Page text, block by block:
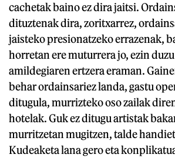
cachetak baino ez dira jaitsi.
dituztenak dira, zoritxarrez,
jaisteko presionatzeko errazenak,
horretan ere muturrera jo, ezin
amildegiaren ertzera eraman.
behar ordainsariez landa, gastu
ditugula, murrizteko oso zailak
hotelak. Guk ez ditugu artistak
murritzetan mugitzen, talde
Kudeaketa lana gero eta